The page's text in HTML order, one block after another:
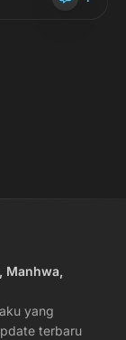
Manhwa,
yang
terbaru